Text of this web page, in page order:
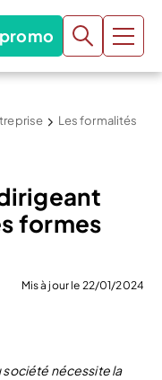
Les formalités
formes
Mis à jour le 22/01/2024
nécessite la